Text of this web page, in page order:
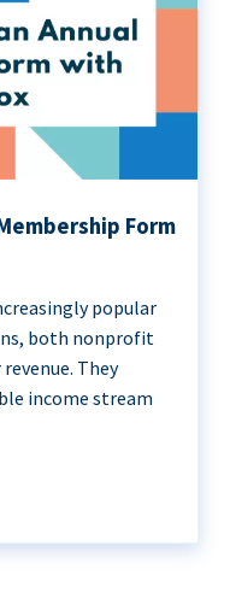
Form
popular
both nonprofit
They
income stream